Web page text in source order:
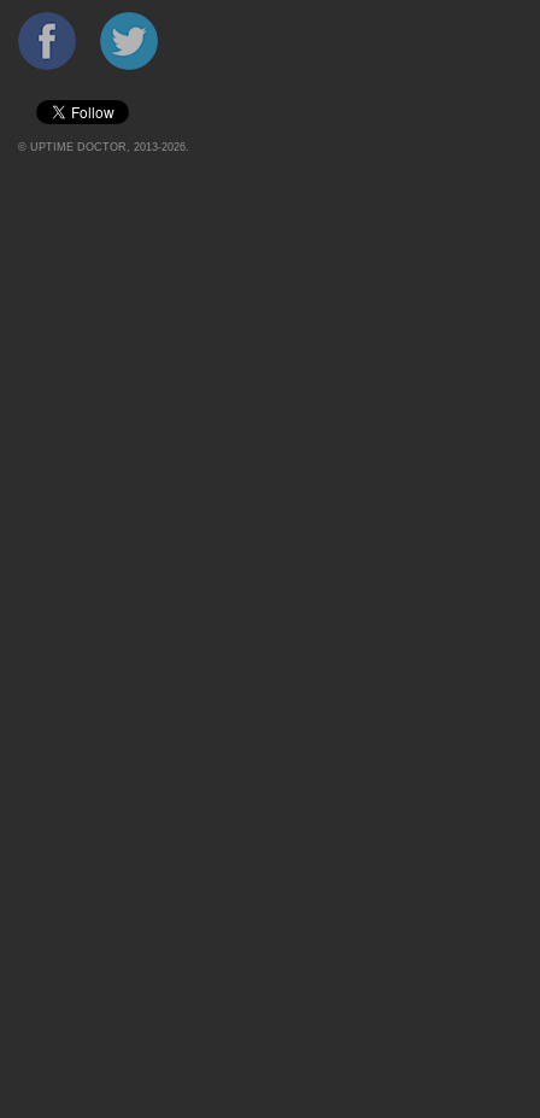
© UPTIME DOCTOR , 2013-2026.